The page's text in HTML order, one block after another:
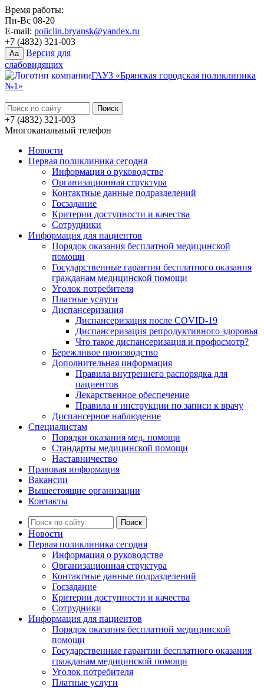
Время работы:
Пн-Вс 08-20
E-mail: policlin.bryansk@yandex.ru
+7 (4832) 321-003
Aa
Версия для
слабовидящих
ГАУЗ «Брянская городская поликлиника
№1»
+7 (4832) 321-003
Многоканальный телефон
Новости
Первая поликлиника сегодня
Информация о руководстве
Организационная структура
Контактные данные подразделений
Госзадание
Критерии доступности и качества
Сотрудники
Информация для пациентов
Порядок оказания бесплатной медицинской
помощи
Государственные гарантии бесплатного оказания
гражданам медицинской помощи
Уголок потребителя
Платные услуги
Диспансеризация
Диспансеризация после COVID-19
Диспансеризация репродуктивного здоровья
Что такое диспансеризация и профосмотр?
Бережливое производство
Дополнительная информация
Правила внутреннего распорядка для
пациентов
Лекарственное обеспечение
Правила и инструкции по записи к врачу
Диспансерное наблюдение
Специалистам
Порядки оказания мед. помощи
Стандарты медицинской помощи
Наставничество
Правовая информация
Вакансии
Вышестоящие организации
Контакты
Новости
Первая поликлиника сегодня
Информация о руководстве
Организационная структура
Контактные данные подразделений
Госзадание
Критерии доступности и качества
Сотрудники
Информация для пациентов
Порядок оказания бесплатной медицинской
помощи
Государственные гарантии бесплатного оказания
гражданам медицинской помощи
Уголок потребителя
Платные услуги